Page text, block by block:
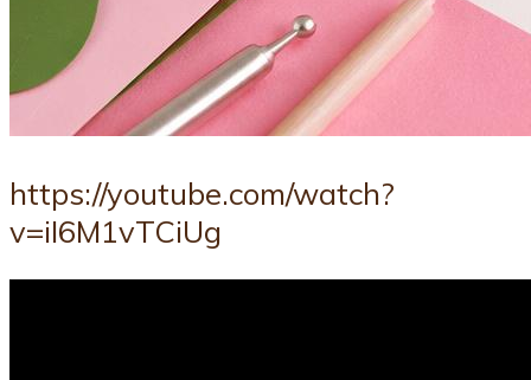
https://youtube.com/watch?
v=iI6M1vTCiUg